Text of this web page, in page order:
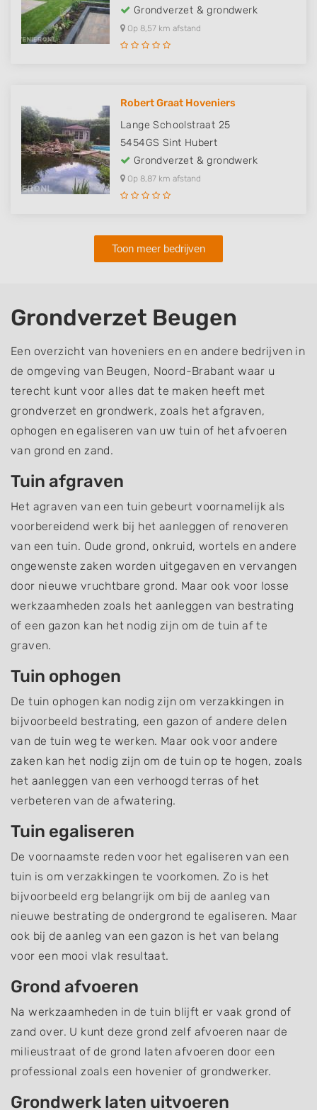
Grondverzet & grondwerk
Op 8,57 km afstand
Robert Graat Hoveniers
Lange Schoolstraat 25
5454GS Sint Hubert
Grondverzet & grondwerk
Op 8,87 km afstand
Toon meer bedrijven
Grondverzet Beugen
Een overzicht van hoveniers en en andere bedrijven in
de omgeving van Beugen, Noord-Brabant waar u
terecht kunt voor alles dat te maken heeft met
grondverzet en grondwerk, zoals het afgraven,
ophogen en egaliseren van uw tuin of het afvoeren
van grond en zand.
Tuin afgraven
Het agraven van een tuin gebeurt voornamelijk als
voorbereidend werk bij het aanleggen of renoveren
van een tuin. Oude grond, onkruid, wortels en andere
ongewenste zaken worden uitgegaven en vervangen
door nieuwe vruchtbare grond. Maar ook voor losse
werkzaamheden zoals het aanleggen van bestrating
of een gazon kan het nodig zijn om de tuin af te
graven.
Tuin ophogen
De tuin ophogen kan nodig zijn om verzakkingen in
bijvoorbeeld bestrating, een gazon of andere delen
van de tuin weg te werken. Maar ook voor andere
zaken kan het nodig zijn om de tuin op te hogen, zoals
het aanleggen van een verhoogd terras of het
verbeteren van de afwatering.
Tuin egaliseren
De voornaamste reden voor het egaliseren van een
tuin is om verzakkingen te voorkomen. Zo is het
bijvoorbeeld erg belangrijk om bij de aanleg van
nieuwe bestrating de ondergrond te egaliseren. Maar
ook bij de aanleg van een gazon is het van belang
voor een mooi vlak resultaat.
Grond afvoeren
Na werkzaamheden in de tuin blijft er vaak grond of
zand over. U kunt deze grond zelf afvoeren naar de
milieustraat of de grond laten afvoeren door een
professional zoals een hovenier of grondwerker.
Grondwerk laten uitvoeren